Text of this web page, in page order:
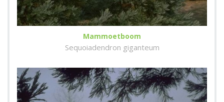
Mammoetboom
Sequoiadendron giganteum